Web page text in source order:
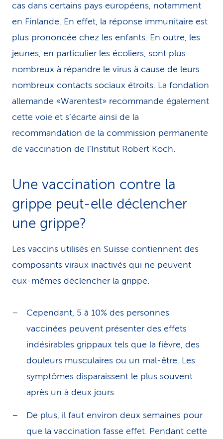
cas dans certains pays européens, notamment
en Finlande. En effet, la réponse immunitaire est
plus prononcée chez les enfants. En outre, les
jeunes, en particulier les écoliers, sont plus
nombreux à répandre le virus à cause de leurs
nombreux contacts sociaux étroits. La fondation
allemande «Warentest» recommande également
cette voie et s’écarte ainsi de la
recommandation de la commission permanente
de vaccination de l’Institut Robert Koch.
Une vaccination contre la
grippe peut-elle déclencher
une grippe?
Les vaccins utilisés en Suisse contiennent des
composants viraux inactivés qui ne peuvent
eux-mêmes déclencher la grippe.
Cependant, 5 à 10% des personnes
vaccinées peuvent présenter des effets
indésirables grippaux tels que la fièvre, des
douleurs musculaires ou un mal-être. Les
symptômes disparaissent le plus souvent
après un à deux jours.
De plus, il faut environ deux semaines pour
que la vaccination fasse effet. Pendant cette